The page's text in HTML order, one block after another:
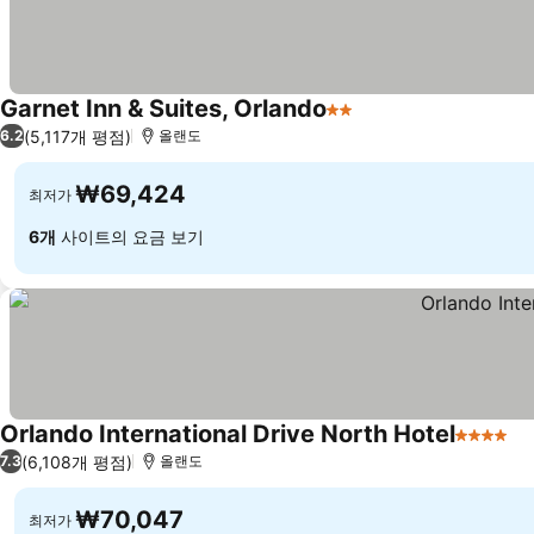
Garnet Inn & Suites, Orlando2 성급
6.2(5,117개 평점) 올랜도
최저가 ₩69,424
6개 사이트의 요금 보기
Orlando International Drive North Hotel4 성급
7.3(6,108개 평점) 올랜도
최저가 ₩70,047